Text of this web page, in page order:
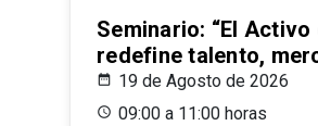
Seminario: “El
redefine talento,
19 de Agosto de 2026
09:00 a 11:00 horas